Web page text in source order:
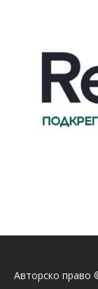
Авторско право